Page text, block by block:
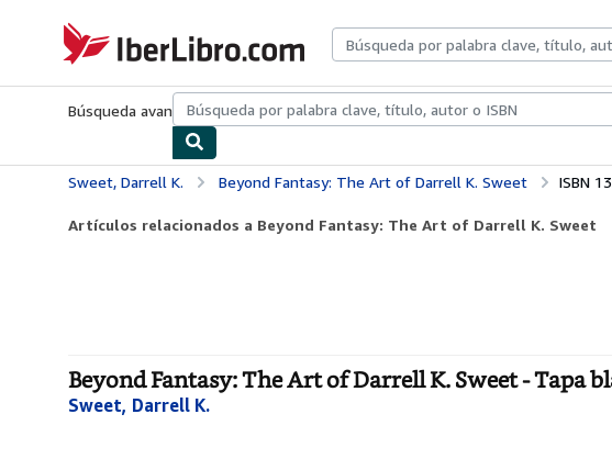
IberLibro.com
Búsqueda avanzadaColecciones Libros antiguosArte y coleccionismo
Sweet, Darrell K. Beyond Fantasy: The Art of Darrell K. Sweet ISBN
Artículos relacionados a Beyond Fantasy: The Art of Darrell K. Sweet
Beyond Fantasy: The Art of Darrell K. Sweet - Tapa
Sweet, Darrell K.